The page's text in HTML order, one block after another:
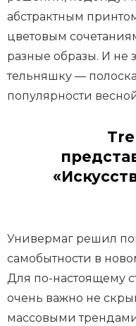
абстрактным
цветовым
разные образы. И не
тельняшку —
популярности
Универмаг решил
самобытности в
Для по-настоящему
очень важно не
массовыми трендами